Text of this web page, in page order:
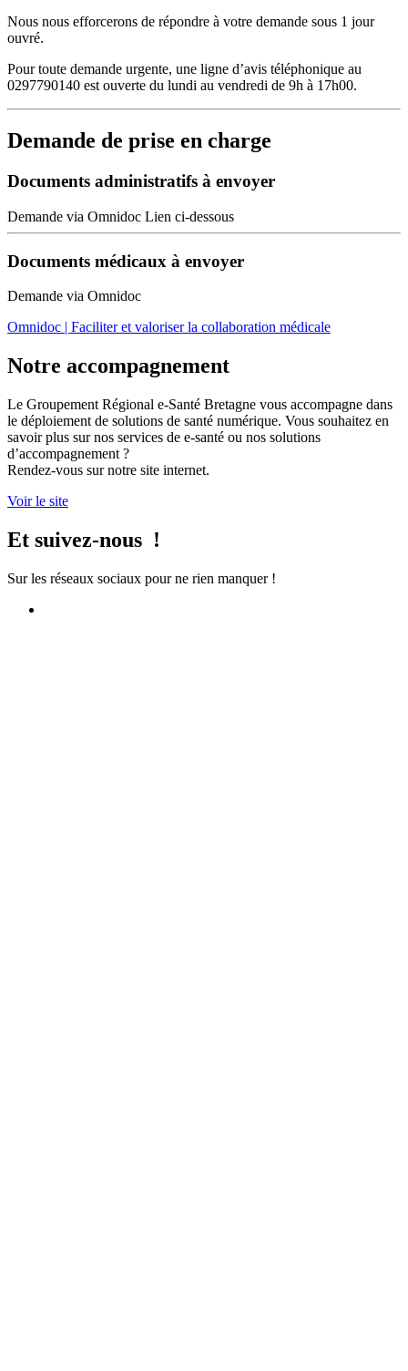
Nous nous efforcerons de répondre à votre demande sous 1 jour
ouvré.
Pour toute demande urgente, une ligne d’avis téléphonique au
0297790140 est ouverte du lundi au vendredi de 9h à 17h00.
Demande de prise en charge
Documents administratifs à envoyer
Demande via Omnidoc Lien ci-dessous
Documents médicaux à envoyer
Demande via Omnidoc
Omnidoc | Faciliter et valoriser la collaboration médicale
Notre accompagnement
Le Groupement Régional e-Santé Bretagne vous accompagne dans
le déploiement de solutions de santé numérique. Vous souhaitez en
savoir plus sur nos services de e-santé ou nos solutions
d’accompagnement ?
Rendez-vous sur notre site internet.
Voir le site
Et suivez-nous !
Sur les réseaux sociaux pour ne rien manquer !